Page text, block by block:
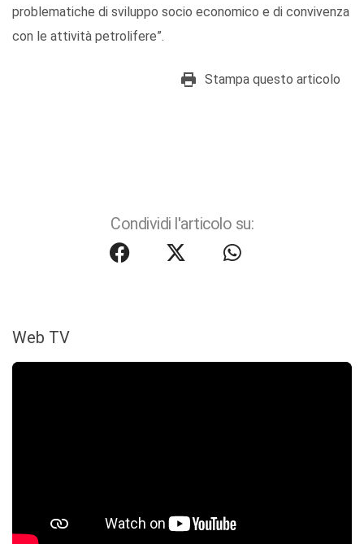
problematiche di sviluppo socio economico e di convivenza
con le attività petrolifere”.
Stampa questo articolo
Condividi l'articolo su:
Web TV